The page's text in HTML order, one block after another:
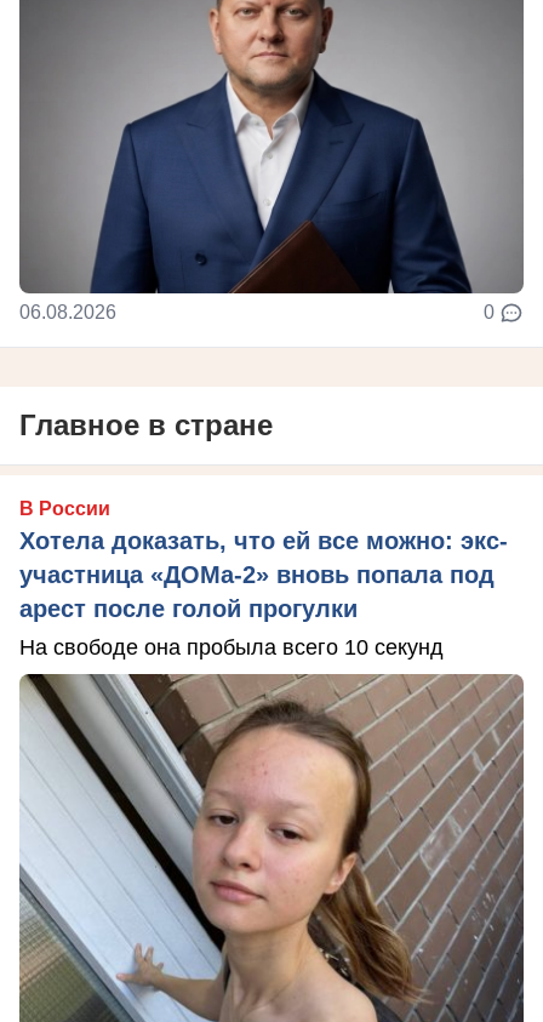
06.08.2026 0
Главное в стране
В России
Хотела доказать, что ей все можно: экс-
участница «ДОМа-2» вновь попала под
арест после голой прогулки
На свободе она пробыла всего 10 секунд